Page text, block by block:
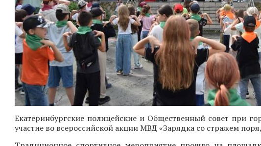
Екатеринбургские полицейские и Общественный совет при
участие во всероссийской акции МВД «Зарядка со стражем